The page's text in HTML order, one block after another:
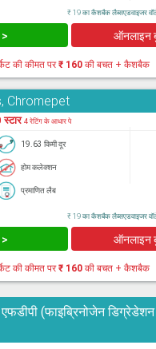
₹ 19 का कैशबैक लैब्सएडवाइजर
ऑनलाइन
की कीमत पर₹ 160की बचत + कैशबैक
Chromepet
स्टार4 रेटिंग के आधार पे
19.63 किमी दूर
होम कलेक्शन
प्रमाणित लैब
₹ 19 का कैशबैक लैब्सएडवाइजर
ऑनलाइन
की कीमत पर₹ 160की बचत + कैशबैक
एफडीपी (फाइब्रिनोजेन